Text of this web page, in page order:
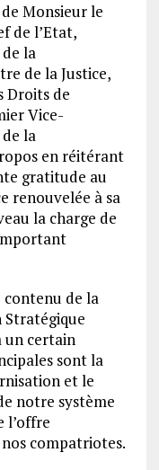
Monsieur le
de l’Etat,
la
de la Justice,
Droits de
Vice-
la
en réitérant
gratitude au
renouvelée à sa
la charge de
de la
Stratégique
un certain
sont la
et le
notre système
l’offre
compatriotes.